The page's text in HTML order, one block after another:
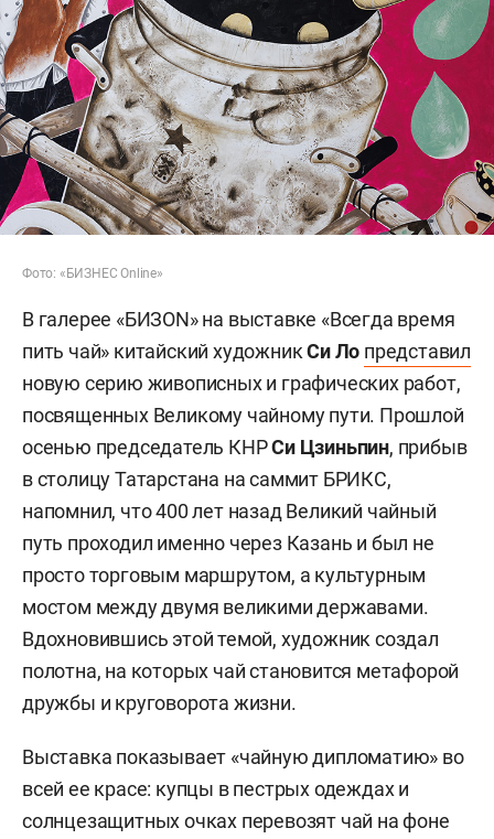
Фото: «БИЗНЕС Online»
В галерее «БИЗON» на выставке «Всегда время
пить чай» китайский художникСи Ло представил
новую серию живописных и графических работ,
посвященных Великому чайному пути. Прошлой
осенью председатель КНРСи Цзиньпин, прибыв
в столицу Татарстана на саммит БРИКС,
напомнил, что 400 лет назад Великий чайный
путь проходил именно через Казань и был не
просто торговым маршрутом, а культурным
мостом между двумя великими державами.
Вдохновившись этой темой, художник создал
полотна, на которых чай становится метафорой
дружбы и круговорота жизни.
Выставка показывает «чайную дипломатию» во
всей ее красе: купцы в пестрых одеждах и
солнцезащитных очках перевозят чай на фоне